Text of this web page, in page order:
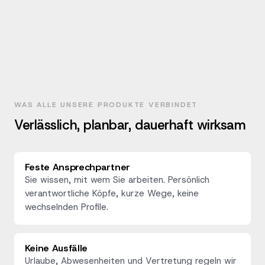
WAS ALLE UNSERE PRODUKTE VERBINDET
Verlässlich, planbar, dauerhaft wirksam
Feste Ansprechpartner
Sie wissen, mit wem Sie arbeiten. Persönlich
verantwortliche Köpfe, kurze Wege, keine
wechselnden Profile.
Keine Ausfälle
Urlaube, Abwesenheiten und Vertretung regeln wir